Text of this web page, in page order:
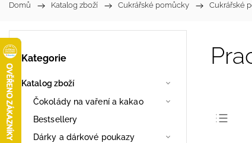
Domů / Katalog zboží / Cukrářské pomůcky / Cukrářské
Kategorie
Katalog zboží
Čokolády na vaření a kakao
Bestsellery
Dárky a dárkové poukazy